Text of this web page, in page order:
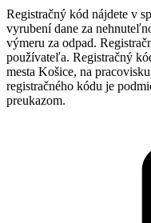
Registračný kód nájdete v
vyrubení dane za
výmeru za odpad.
používateľa. Registračný
mesta Košice, na
registračného kódu je
preukazom.